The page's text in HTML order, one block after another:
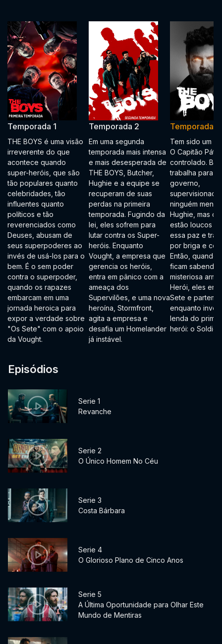
Temporada 1
THE BOYS é uma visão
irreverente do que
acontece quando
super-heróis, que são
tão populares quanto
celebridades, tão
influentes quanto
políticos e tão
reverenciados como
Deuses, abusam de
seus superpoderes ao
invés de usá-los para o
bem. É o sem poder
contra o superpoder,
quando os rapazes
embarcam em uma
jornada heroica para
expor a verdade sobre
"Os Sete" com o apoio
da Vought.
Temporada 2
Em uma segunda
temporada mais intensa
e mais desesperada de
THE BOYS, Butcher,
Hughie e a equipe se
recuperam de suas
perdas na primeira
temporada. Fugindo da
lei, eles sofrem para
lutar contra os Super-
heróis. Enquanto
Vought, a empresa que
gerencia os heróis,
entra em pânico com a
ameaça dos
Supervilões, e uma nova
heroína, Stormfront,
agita a empresa e
desafia um Homelander
já instável.
Temporada 3
Tem sido um
O Capitão
controlado.
trabalha para o
governo,
ninguém
Hughie, mas
estão loucos
essa paz e
por briga e
Então, quando
ficam sabendo
misteriosa
Herói, eles
Sete e partem
enquanto
lenda do
herói: o Soldier
Episódios
Serie 1
Revanche
Serie 2
O Único Homem No Céu
Serie 3
Costa Bárbara
Serie 4
O Glorioso Plano de Cinco Anos
Serie 5
A Última Oportunidade para Olhar Este
Mundo de Mentiras